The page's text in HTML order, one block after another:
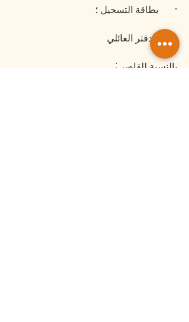
·       بطاقة التسجيل ؛
·       الدفتر العائلي
بالنسبة للقاصر :